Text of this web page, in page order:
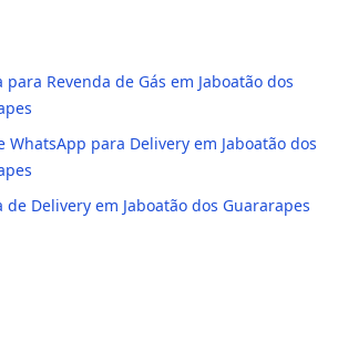
para Revenda de Gás em Jaboatão dos
WhatsApp para Delivery em Jaboatão dos
de Delivery em Jaboatão dos Guararapes